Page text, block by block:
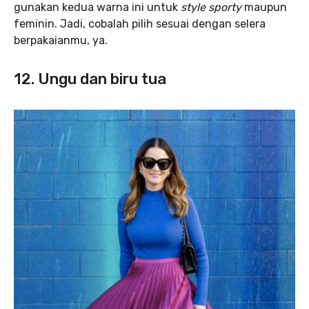
gunakan kedua warna ini untuk style sportymaupun
feminin. Jadi, cobalah pilih sesuai dengan selera
berpakaianmu, ya.
12. Ungu dan biru tua